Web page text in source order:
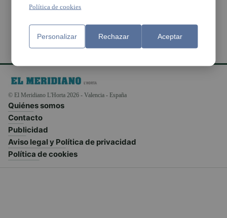
© El Meridiano L'Horta 2026 - Valencia - España
Quiénes somos
Contacto
Publicidad
Aviso legal y Política de privacidad
Política de cookies
Política de cookies
Personalizar Rechazar Aceptar